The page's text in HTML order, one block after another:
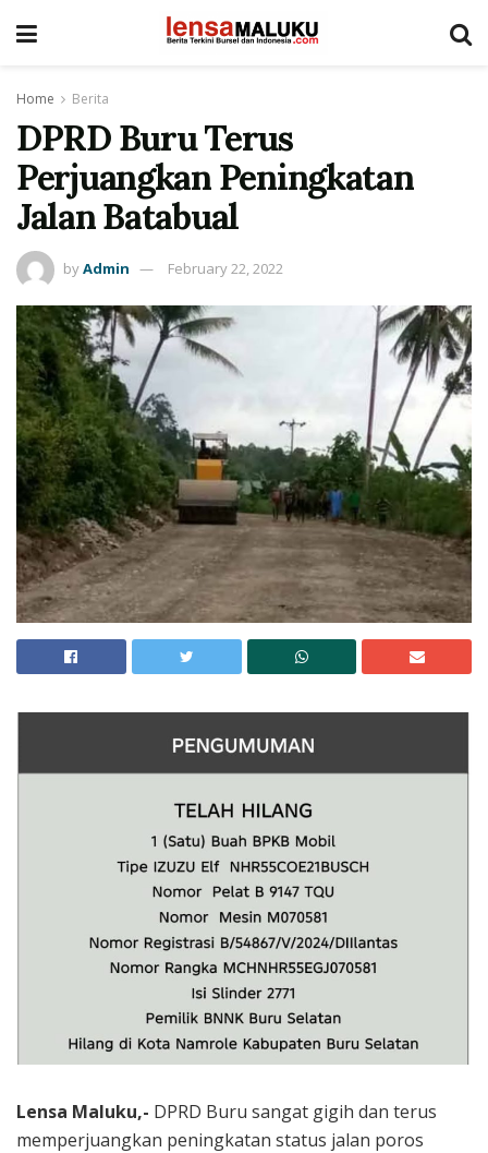
Home Berita
DPRD Buru Terus
Perjuangkan Peningkatan
Jalan Batabual
byAdmin February 22, 2022
Lensa Maluku,- DPRD Buru sangat gigih dan terus
memperjuangkan peningkatan status jalan poros